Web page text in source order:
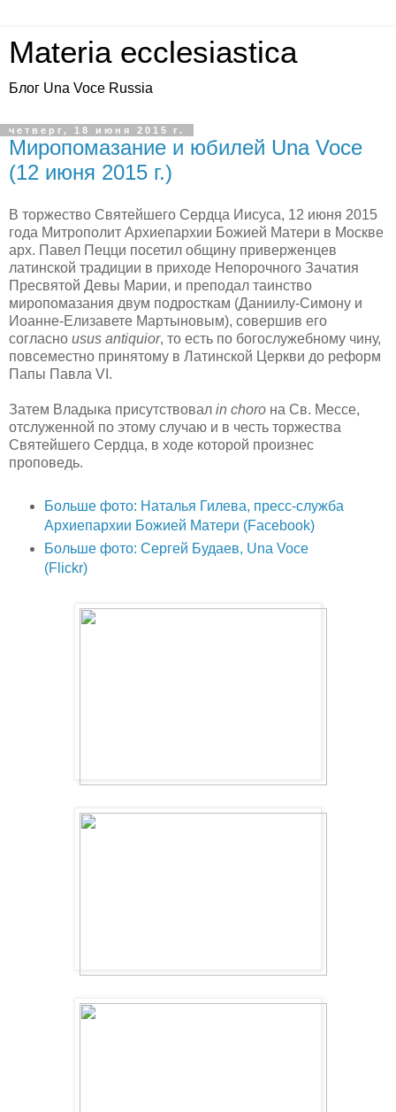
Materia ecclesiastica
Блог Una Voce Russia
четверг, 18 июня 2015 г.
Миропомазание и юбилей Una Voce
(12 июня 2015 г.)
В торжество Святейшего Сердца Иисуса, 12 июня 2015
года Митрополит Архиепархии Божией Матери в Москве
арх. Павел Пецци посетил общину приверженцев
латинской традиции в приходе Непорочного Зачатия
Пресвятой Девы Марии, и преподал таинство
миропомазания двум подросткам (Даниилу-Симону и
Иоанне-Елизавете Мартыновым), совершив его
согласно usus antiquior, то есть по богослужебному чину,
повсеместно принятому в Латинской Церкви до реформ
Папы Павла VI.
Затем Владыка присутствовал in choro на Св. Мессе,
отслуженной по этому случаю и в честь торжества
Святейшего Сердца, в ходе которой произнес
проповедь.
Больше фото: Наталья Гилева, пресс-служба
Архиепархии Божией Матери (Facebook)
Больше фото: Сергей Будаев, Una Voce
(Flickr)